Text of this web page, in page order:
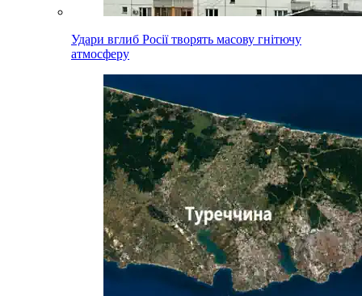
Удари вглиб Росії творять масову гнітючу
атмосферу